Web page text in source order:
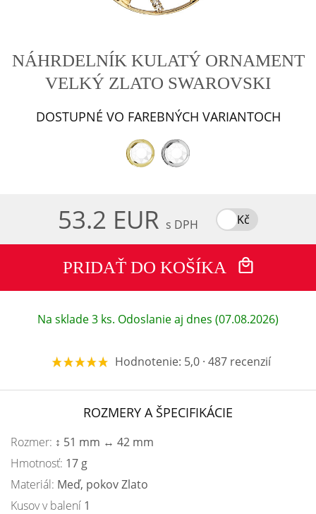
NÁHRDELNÍK KULATÝ ORNAMENT
VELKÝ ZLATO SWAROVSKI
DOSTUPNÉ VO FAREBNÝCH VARIANTOCH
53.2 EUR s DPH Kč
PRIDAŤ DO KOŠÍKA
Na sklade 3 ks. Odoslanie aj dnes (07.08.2026)
Hodnotenie: 5,0 · 487 recenzií
ROZMERY A ŠPECIFIKÁCIE
Rozmer: ↕ 51 mm ↔ 42 mm
Hmotnosť: 17 g
Materiál: Meď, pokov Zlato
Kusov v balení 1